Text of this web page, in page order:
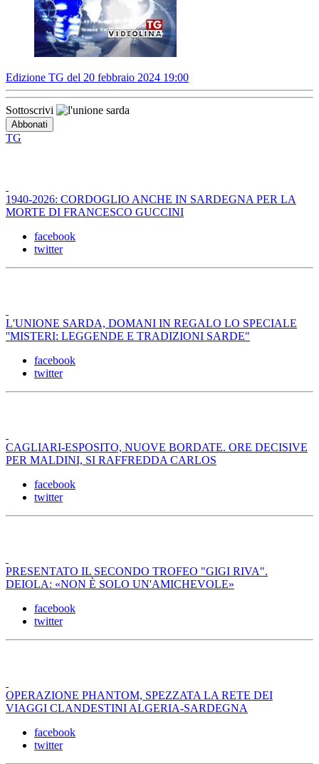
Edizione TG del 20 febbraio 2024 19:00
Sottoscrivi
TG
1940-2026: CORDOGLIO ANCHE IN SARDEGNA PER LA
MORTE DI FRANCESCO GUCCINI
facebook
twitter
L'UNIONE SARDA, DOMANI IN REGALO LO SPECIALE
''MISTERI: LEGGENDE E TRADIZIONI SARDE"
facebook
twitter
CAGLIARI-ESPOSITO, NUOVE BORDATE. ORE DECISIVE
PER MALDINI, SI RAFFREDDA CARLOS
facebook
twitter
PRESENTATO IL SECONDO TROFEO "GIGI RIVA".
DEIOLA: «NON È SOLO UN'AMICHEVOLE»
facebook
twitter
OPERAZIONE PHANTOM, SPEZZATA LA RETE DEI
VIAGGI CLANDESTINI ALGERIA-SARDEGNA
facebook
twitter